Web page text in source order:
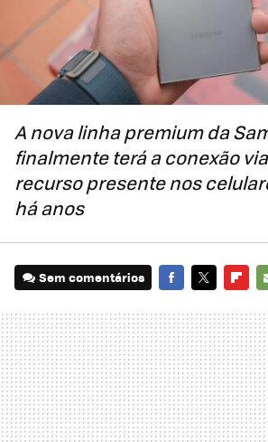
A nova linha premium da
finalmente terá a conexão
recurso presente nos
há anos
Sem comentários